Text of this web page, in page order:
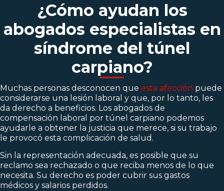
¿Cómo ayudan los
abogados especialistas en
síndrome del túnel
carpiano?
Muchas personas desconocen que esta afección puede
considerarse una lesión laboral y que, por lo tanto, les
da derecho a beneficios. Los abogados de
compensación laboral por túnel carpiano podemos
ayudarle a obtener la justicia que merece, si su trabajo
le provocó esta complicación de salud.
Sin la representación adecuada, es posible que su
reclamo sea rechazado o que reciba menos de lo que
necesita. Su derecho es poder cubrir sus gastos
médicos y salarios perdidos.